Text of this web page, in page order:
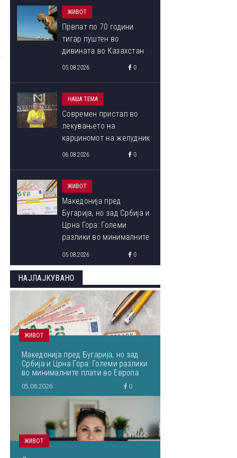
ЖИВОТ
Првпат по 70 години
тигар пуштен во
дивината во Казахстан
05.08.2026 0
НАША ТЕМА
Современ пристап во
лекувањето на
карциномот на желудник
06.08.2026 0
ЖИВОТ
Македонија пред
Бугарија, но зад Србија и
Црна Гора: Големи
разлики во минималните
05.08.2026 0
НАЈЛАЈКУВАНО
ЖИВОТ
Македонија пред Бугарија, но зад
Србија и Црна Гора: Големи разлики
во минималните плати во Европа
05.08.2026 0
ЖИВОТ